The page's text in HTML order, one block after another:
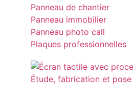
Panneau de chantier
Panneau immobilier
Panneau photo call
Plaques professionnelles